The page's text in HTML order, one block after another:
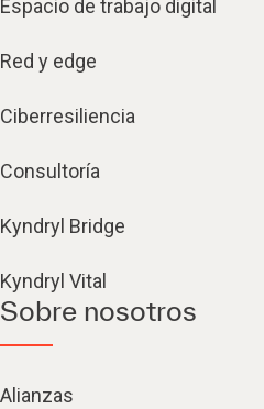
Espacio de trabajo digital
Red y edge
Ciberresiliencia
Consultoría
Kyndryl Bridge
Kyndryl Vital
Sobre nosotros
Alianzas